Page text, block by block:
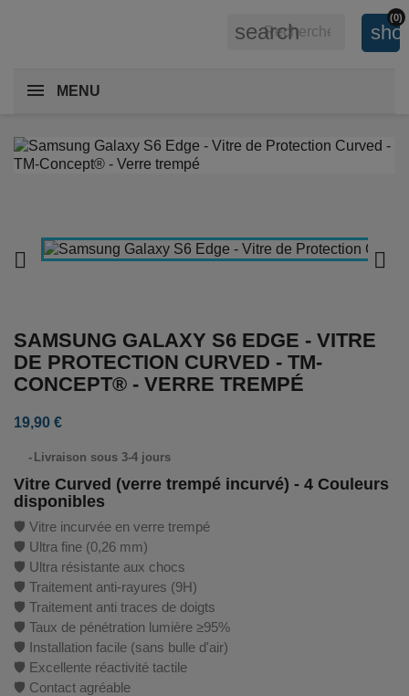
(0)
search
MENU
 
SAMSUNG GALAXY S6 EDGE - VITRE
DE PROTECTION CURVED - TM-
CONCEPT® - VERRE TREMPÉ
19,90 €
Livraison sous 3-4 jours
Vitre Curved (verre trempé incurvé) - 4 Couleurs
disponibles
🛡️ Vitre incurvée en verre trempé
🛡️ Ultra fine (0,26 mm)
🛡️ Ultra résistante aux chocs
🛡️ Traitement anti-rayures (9H)
🛡️ Traitement anti traces de doigts
🛡️ Taux de pénétration lumière ≥95%
🛡️ Installation facile (sans bulle d'air)
🛡️ Excellente réactivité tactile
🛡️ Contact agréable